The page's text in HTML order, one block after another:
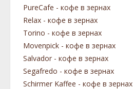
PureCafe - кофе в зернах
Relax - кофе в зернах
Torino - кофе в зернах
Movenpick - кофе в зернах
Salvador - кофе в зернах
Segafredo - кофе в зернах
Schirmer Kaffee - кофе в зернах